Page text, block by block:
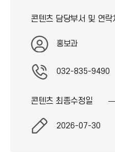
콘텐츠 담당부서 및 연락
홍보과
032-835-9490
콘텐츠 최종수정일
2026-07-30